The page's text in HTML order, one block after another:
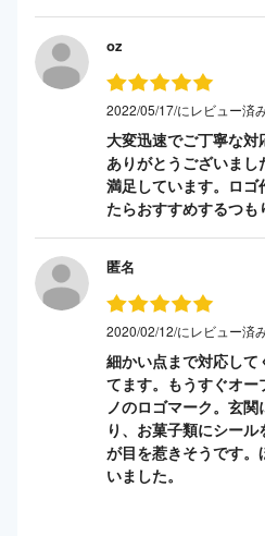
oz
2022/05/17/にレビュー済
大変迅速でご丁寧な対
ありがとうございま
満足しています。ロ
たらおすすめするつも
匿名
2020/02/12/にレビュー済
細かい点まで対応し
てます。もうすぐオ
ノのロゴマーク。玄
り、お菓子類にシー
が目を惹きそうです
いました。